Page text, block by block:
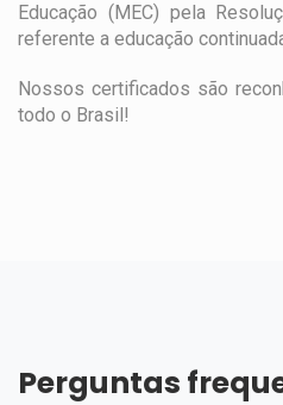
Educação (MEC) pela
referente a educação
Nossos certificados são
todo o Brasil!
Perguntas